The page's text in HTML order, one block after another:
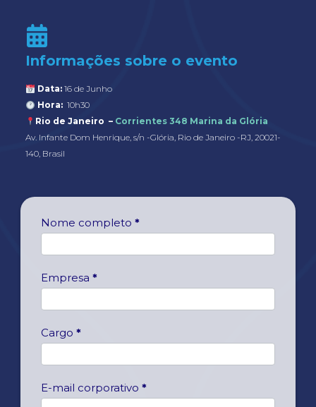
Informações sobre o evento
Data: 16 de Junho
Hora:10h30
Rio de Janeiro – Corrientes 348 Marina da Glória
Av. Infante Dom Henrique, s/n -Glória, Rio de Janeiro -RJ, 20021-
140, Brasil
4
5
1
0
_
c
q
u
Nome completo*
Empresa*
Cargo*
E-mail corporativo*